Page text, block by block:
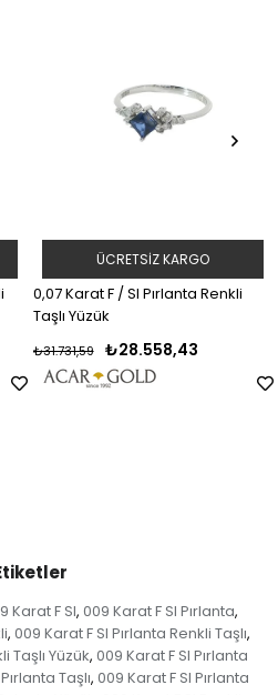
0,07 Karat F / SI Pırlanta Renkli
Taşlı Yüzük
₺28.558,43
₺31.731,59
ÜCRETSIZ KARGO
Karat F SI, 009 Karat F SI Pırlanta,
, 009 Karat F SI Pırlanta Renkli Taşlı,
Taşlı Yüzük, 009 Karat F SI Pırlanta
Taşlı, 009 Karat F SI Pırlanta